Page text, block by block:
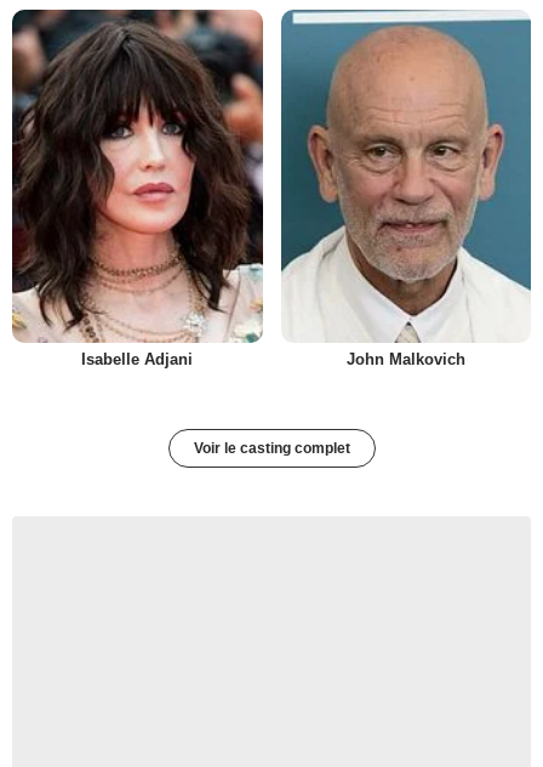
Isabelle Adjani John Malkovich
Voir le casting complet